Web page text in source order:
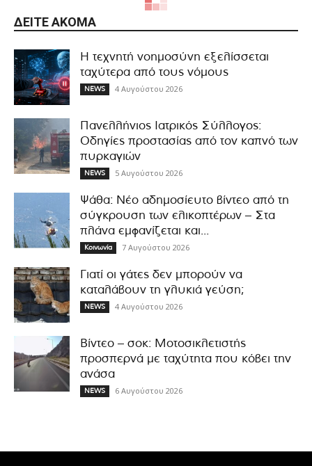
ΔΕΊΤΕ ΑΚΌΜΑ
Η τεχνητή νοημοσύνη εξελίσσεται
ταχύτερα από τους νόμους
NEWS 4 Αυγούστου 2026
Πανελλήνιος Ιατρικός Σύλλογος:
Οδηγίες προστασίας από τον καπνό των
πυρκαγιών
NEWS 5 Αυγούστου 2026
Ψάθα: Νέο αδημοσίευτο βίντεο από τη
σύγκρουση των ελικοπτέρων – Στα
πλάνα εμφανίζεται και...
Κοινωνία 7 Αυγούστου 2026
Γιατί οι γάτες δεν μπορούν να
καταλάβουν τη γλυκιά γεύση;
NEWS 4 Αυγούστου 2026
Βίντεο – σοκ: Μοτοσικλετιστής
προσπερνά με ταχύτητα που κόβει την
ανάσα
NEWS 6 Αυγούστου 2026